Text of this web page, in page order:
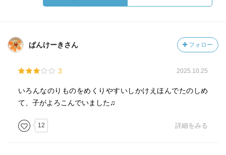
ぱんけーきさん フォロー
3 2025.10.25
いろんなのりものをめくりやすいしかけえほんでたのしめ
て、子がよろこんでいました♫
12 詳細をみる